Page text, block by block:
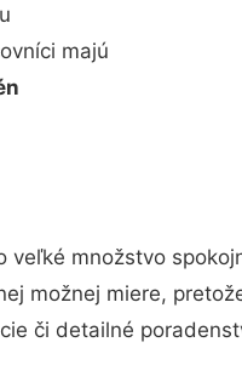
majú
veľké množstvo
možnej miere,
či detailné